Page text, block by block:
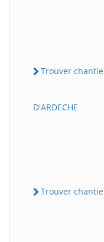
Trouver
D'ARDECHE
Trouver